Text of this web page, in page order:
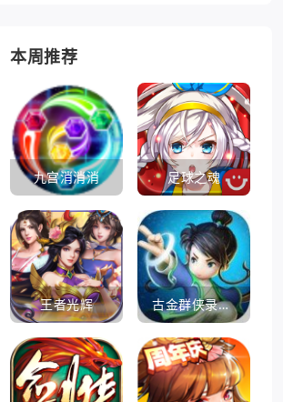
本周推荐
九宫消消消 足球之魂
王者光辉 古金群侠录手游